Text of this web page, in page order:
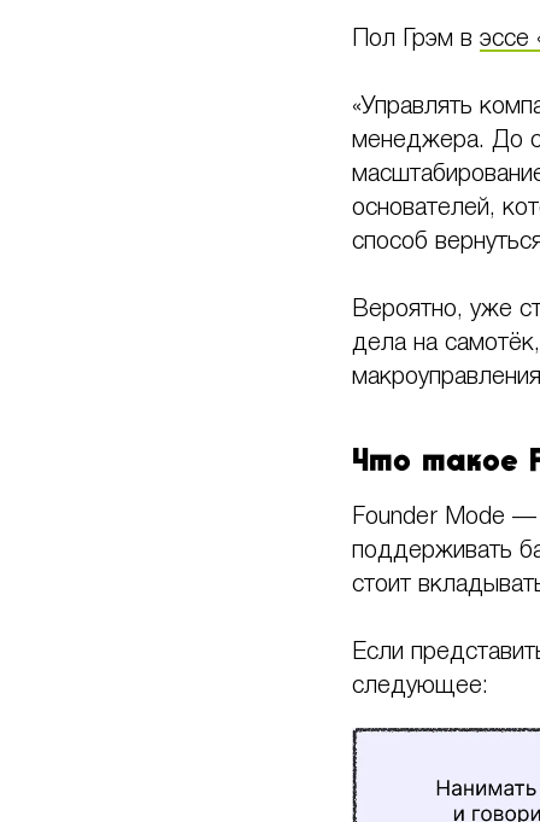
Пол Грэм в эссе
«Управлять
менеджера. До
основателей,
способ
Вероятно, уже
дела на
Что такое
Founder Mode —
поддерживать
стоит
Если
следующее: